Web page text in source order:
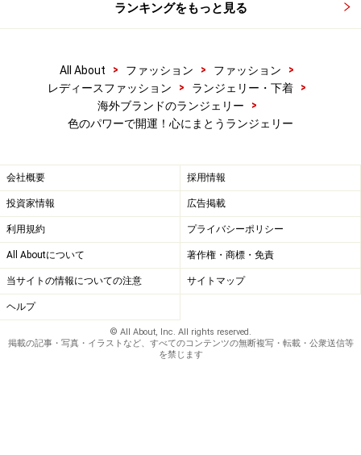
ランキングをもっと見る
All About > ファッション > ファッション
>
レディースファッション
> ランジェリー・下着
>
海外ブランドのランジェリー
>
色のパワーで開運！心にまとうランジェリー
会社概要 採用情報
投資家情報 広告掲載
利用規約 プライバシーポリシー
All Aboutについて 著作権・商標・免責
当サイトの情報についての注意 サイトマップ
ヘルプ
© All About, Inc. All rights reserved.
掲載の記事・写真・イラストなど、すべてのコンテンツの無断複写・転載・公衆送信等
を禁じます